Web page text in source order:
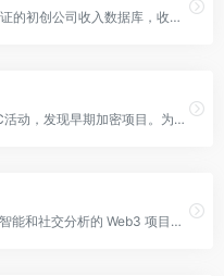
TrustMRR 是一个经过 Stripe 验证的初创公司收入数据库，收录了真实初创公司的 MRR（月度经常性收入）和总收入数据，帮助用户公开验证收入情况。
追踪KOL、检测机器人、分析VC活动，发现早期加密项目。为精明投资者打造的加密推特智能分析平台。
Moni Discover 是一款基于人工智能和社交分析的 Web3 项目早研平台，旨在通过实时社交信号帮助投资者在项目爆发前发现“Alpha”机会。